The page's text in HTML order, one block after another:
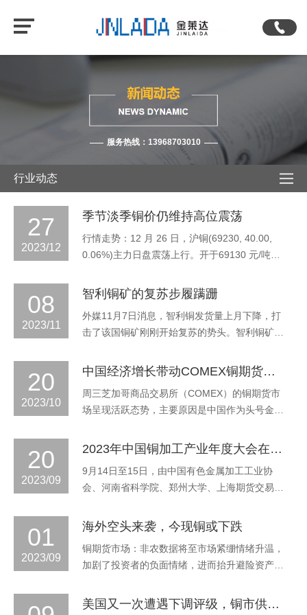
服务热线：13968703010
行业动态
27
2023/12
季节淡季铜价仍维持高位震荡
行情走势：12 月 26 日，沪铜(69230, 40.00,
0.06%)主力日盘震荡上行。开于69130 元/吨，
报收于 69330 元/吨，较上一日涨幅0.39%。
水80 元/吨···
08
2023/11
智利铜矿的复苏步履蹒跚
外媒11月7日消息，智利铜发货量上月下降，打
击了该国铜矿刚刚开始复苏的势头。智利铜矿占
布的数据显示，10月份铜出口收入较9月份下降
可以用平均价格下降来解释，但同比价格较高。
这表明，在连续三个月较2022年的水平···
20
2023/10
中国经济增长带动COMEX铜期货市场活跃
周三芝加哥商品交易所（COMEX）的铜期货市
场呈现活跃态势，主要原因是中国作为头号金属
美元汇率的坚挺以及地缘政治形势的紧张，限制
出现不同程度的上涨，其中成交最活跃的2023年
12月期铜价格上涨了0.85美分或0.24···
20
2023/09
2023年中国铜加工产业年度大会在郑州召开
9月14日至15日，由中国有色金属加工工业协
会、河南省科学院、郑州大学、上海期货交易所
铜基新材料高质量发展论坛在河南省郑州市召
绕宏观形势、产业政策、行业发展、自主创新、
高水平出口、行业自律等热点问题展开深入交···
01
2023/09
海外空头来袭，今现铜或下跌
铜期货市场：非农数据将至市场紧绷情绪升温，
加剧了投资者的负面情绪，进而抬升避险资产打
收，最新收盘报价8437美元/吨，收跌31美元，
美国又一次遭遇下调评级，铜市供需失衡